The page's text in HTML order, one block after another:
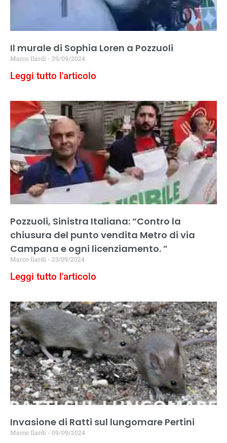
Il murale di Sophia Loren a Pozzuoli
Marco Ilardi 29/09/2024
Leggi tutto l'articolo
Pozzuoli, Sinistra Italiana: “Contro la
chiusura del punto vendita Metro di via
Campana e ogni licenziamento. ”
Marco Ilardi 23/09/2024
Leggi tutto l'articolo
Invasione di Ratti sul lungomare Pertini
Marco Ilardi 09/09/2024